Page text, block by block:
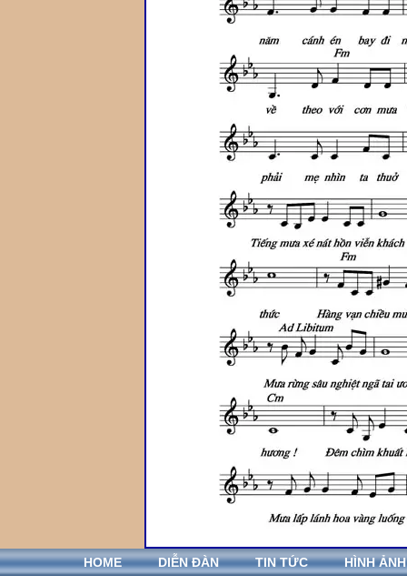
HOME DIỄN ĐÀN TIN TỨC HÌNH ẢNH